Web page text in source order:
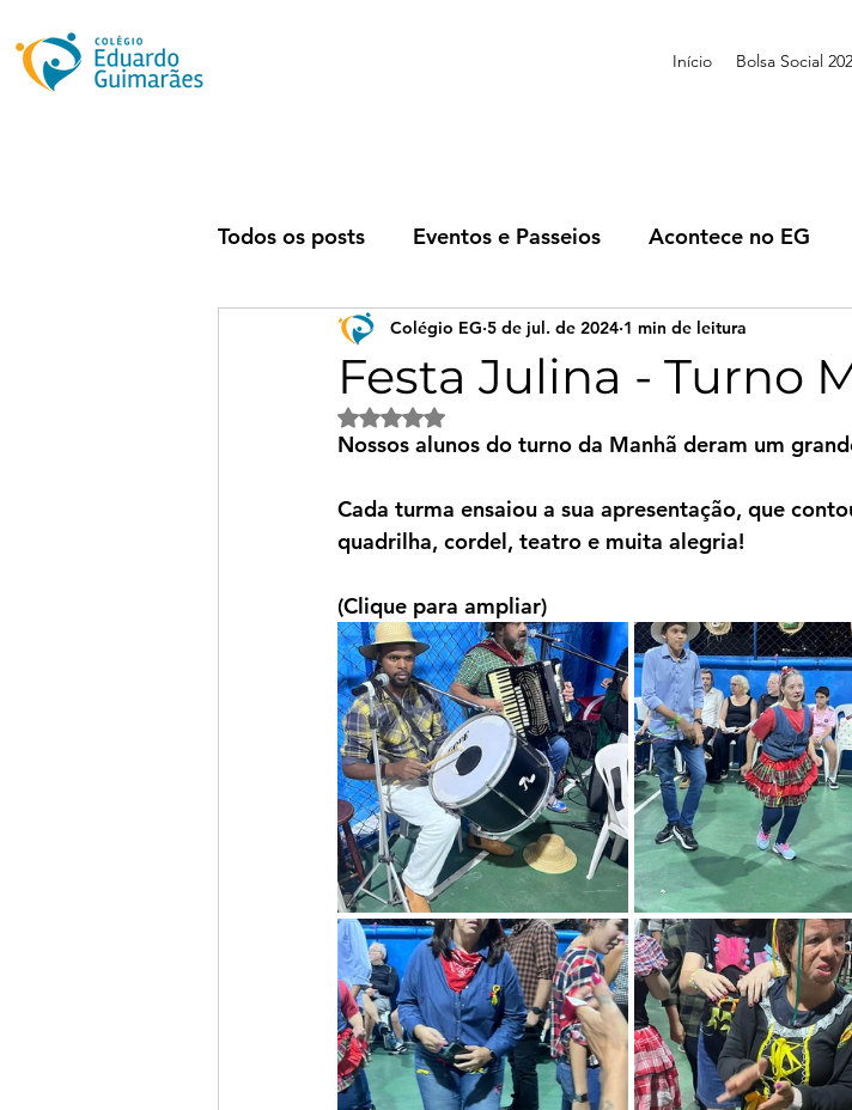
Início Bolsa Social
Todos os posts Eventos e Passeios Acontece no EG
Festa Julina - Turno
Colégio EG 5 de jul. de 2024 1 min de leitura
Avaliado com NaN de 5 estrelas.
Nossos alunos do turno da Manhã deram um
Cada turma ensaiou a sua apresentação, que
quadrilha, cordel, teatro e muita alegria!
(Clique para ampliar)